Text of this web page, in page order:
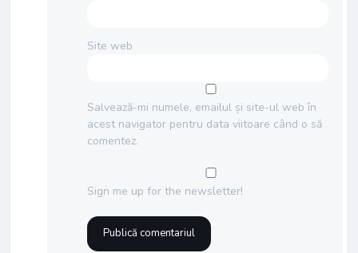
Site web
Salvează-mi numele, emailul și site-ul web în
acest navigator pentru data viitoare când o să
comentez.
Sign me up for the newsletter!